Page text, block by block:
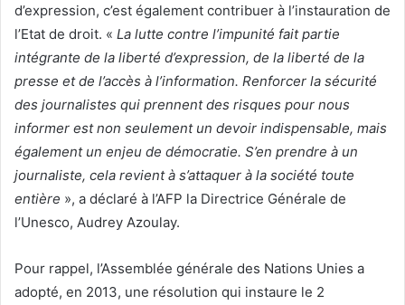
d’expression, c’est également contribuer à l’instauration de
l’Etat de droit. « La lutte contre l’impunité fait partie
intégrante de la liberté d’expression, de la liberté de la
presse et de l’accès à l’information. Renforcer la sécurité
des journalistes qui prennent des risques pour nous
informer est non seulement un devoir indispensable, mais
également un enjeu de démocratie. S’en prendre à un
journaliste, cela revient à s’attaquer à la société toute
entière », a déclaré à l’AFP la Directrice Générale de
l’Unesco, Audrey Azoulay.
Pour rappel, l’Assemblée générale des Nations Unies a
adopté, en 2013, une résolution qui instaure le 2